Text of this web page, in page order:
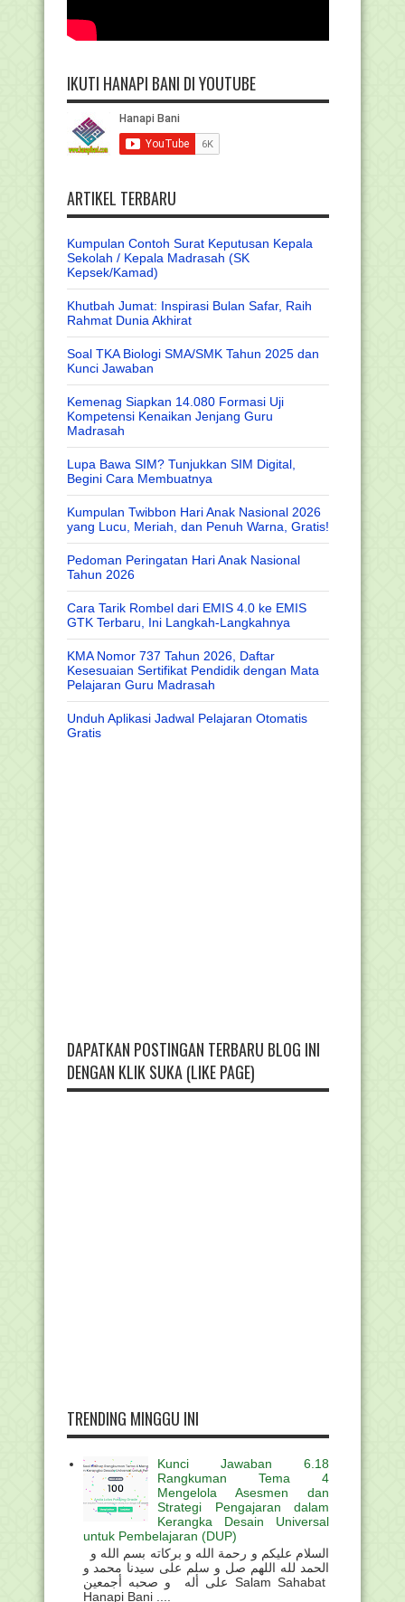
IKUTI HANAPI BANI DI YOUTUBE
ARTIKEL TERBARU
Kumpulan Contoh Surat Keputusan Kepala
Sekolah / Kepala Madrasah (SK
Kepsek/Kamad)
Khutbah Jumat: Inspirasi Bulan Safar, Raih
Rahmat Dunia Akhirat
Soal TKA Biologi SMA/SMK Tahun 2025 dan
Kunci Jawaban
Kemenag Siapkan 14.080 Formasi Uji
Kompetensi Kenaikan Jenjang Guru
Madrasah
Lupa Bawa SIM? Tunjukkan SIM Digital,
Begini Cara Membuatnya
Kumpulan Twibbon Hari Anak Nasional 2026
yang Lucu, Meriah, dan Penuh Warna, Gratis!
Pedoman Peringatan Hari Anak Nasional
Tahun 2026
Cara Tarik Rombel dari EMIS 4.0 ke EMIS
GTK Terbaru, Ini Langkah-Langkahnya
KMA Nomor 737 Tahun 2026, Daftar
Kesesuaian Sertifikat Pendidik dengan Mata
Pelajaran Guru Madrasah
Unduh Aplikasi Jadwal Pelajaran Otomatis
Gratis
DAPATKAN POSTINGAN TERBARU BLOG INI
DENGAN KLIK SUKA (LIKE PAGE)
TRENDING MINGGU INI
Kunci Jawaban 6.18
Rangkuman Tema 4
Mengelola Asesmen dan
Strategi Pengajaran dalam
Kerangka Desain Universal
untuk Pembelajaran (DUP)
الحمد لله اللهم صل و سلم على سيدنا محمد و
على أله و صحبه أجمعين Salam Sahabat
Hanapi Bani ....